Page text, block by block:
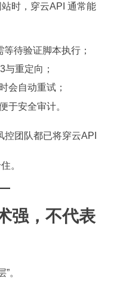
时，穿云API 通常能
等待验证脚本执行；
与重定向；
会自动重试；
于安全审计。
团队都已将穿云API
。
强，不代表
。